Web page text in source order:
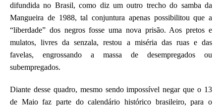
difundida no Brasil, como diz um outro trecho do samba da
Mangueira de 1988, tal conjuntura apenas possibilitou que a
“liberdade” dos negros fosse uma nova prisão. Aos pretos e
mulatos, livres da senzala, restou a miséria das ruas e das
favelas, engrossando a massa de desempregados ou
subempregados.
Diante desse quadro, mesmo sendo impossível negar que o 13
de Maio faz parte do calendário histórico brasileiro, para o